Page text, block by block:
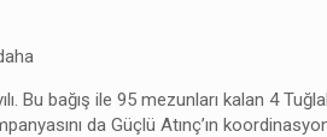
Bu bağış ile 95 mezunları kalan 4
da Güçlü Atınç’ın